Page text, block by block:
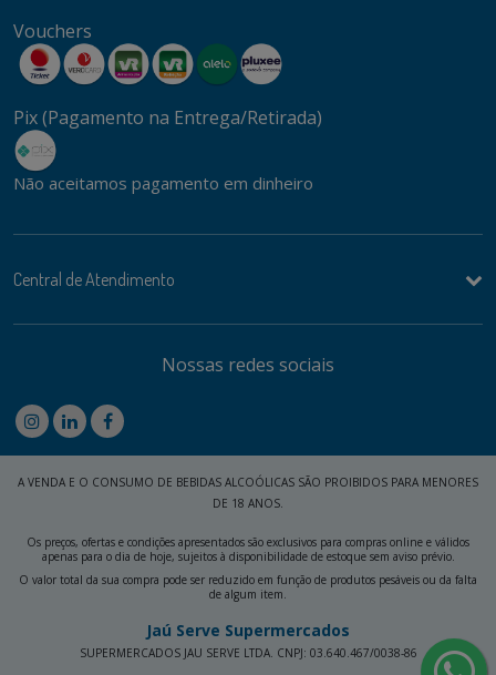
Vouchers
Pix (Pagamento na Entrega/Retirada)
Não aceitamos pagamento em dinheiro
Central de Atendimento
Nossas redes sociais
A VENDA E O CONSUMO DE BEBIDAS ALCOÓLICAS SÃO PROIBIDOS PARA MENORES
DE 18 ANOS.
Os preços, ofertas e condições apresentados são exclusivos para compras online e válidos
apenas para o dia de hoje, sujeitos à disponibilidade de estoque sem aviso prévio.
O valor total da sua compra pode ser reduzido em função de produtos pesáveis ou da falta
de algum item.
Jaú Serve Supermercados
SUPERMERCADOS JAU SERVE LTDA. CNPJ: 03.640.467/0038-86